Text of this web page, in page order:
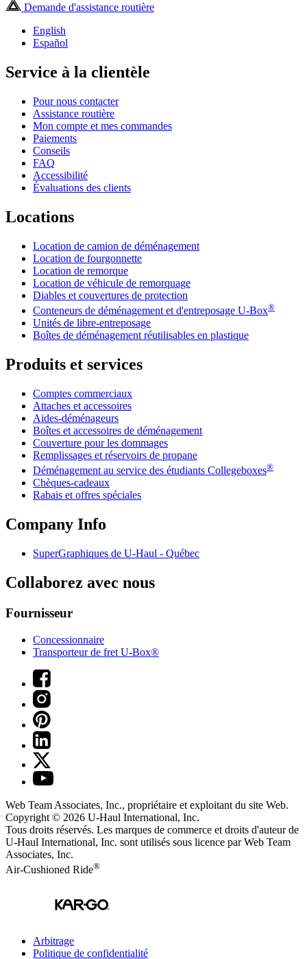
Demande d'assistance routière
English
Español
Service à la clientèle
Pour nous contacter
Assistance routière
Mon compte et mes commandes
Paiements
Conseils
FAQ
Accessibilité
Évaluations des clients
Locations
Location de camion de déménagement
Location de fourgonnette
Location de remorque
Location de véhicule de remorquage
Diables et couvertures de protection
Conteneurs de déménagement et d'entreposage U-Box®
Unités de libre-entreposage
Boîtes de déménagement réutilisables en plastique
Produits et services
Comptes commerciaux
Attaches et accessoires
Aides-déménageurs
Boîtes et accessoires de déménagement
Couverture pour les dommages
Remplissages et réservoirs de propane
Déménagement au service des étudiants Collegeboxes®
Chèques-cadeaux
Rabais et offres spéciales
Company Info
SuperGraphiques de U-Haul - Québec
Collaborez avec nous
Fournisseur
Concessionnaire
Transporteur de fret U-Box®
Web Team Associates, Inc., propriétaire et exploitant du site Web.
Copyright © 2026 U-Haul International, Inc.
Tous droits réservés. Les marques de commerce et droits d'auteur de
U-Haul International, Inc. sont utilisés sous licence par Web Team
Associates, Inc.
Air-Cushioned Ride®
Arbitrage
Politique de confidentialité